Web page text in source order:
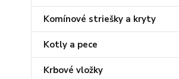
Komínové striešky a kryty
Kotly a pece
Krbové vložky